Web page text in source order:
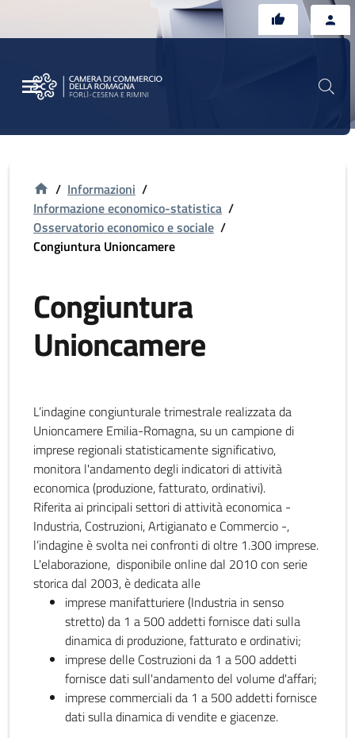
/ Informazioni /
Informazione economico-statistica /
Osservatorio economico e sociale /
Congiuntura Unioncamere
Congiuntura
Unioncamere
L’indagine congiunturale trimestrale realizzata da
Unioncamere Emilia-Romagna, su un campione di
imprese regionali statisticamente significativo,
monitora l'andamento degli indicatori di attività
economica (produzione, fatturato, ordinativi).
Riferita ai principali settori di attività economica -
Industria, Costruzioni, Artigianato e Commercio -,
l’indagine è svolta nei confronti di oltre 1.300 imprese.
L'elaborazione, disponibile online dal 2010 con serie
storica dal 2003, è dedicata alle
imprese manifatturiere (Industria in senso
stretto) da 1 a 500 addetti fornisce dati sulla
dinamica di produzione, fatturato e ordinativi;
imprese delle Costruzioni da 1 a 500 addetti
fornisce dati sull'andamento del volume d'affari;
imprese commerciali da 1 a 500 addetti fornisce
dati sulla dinamica di vendite e giacenze.